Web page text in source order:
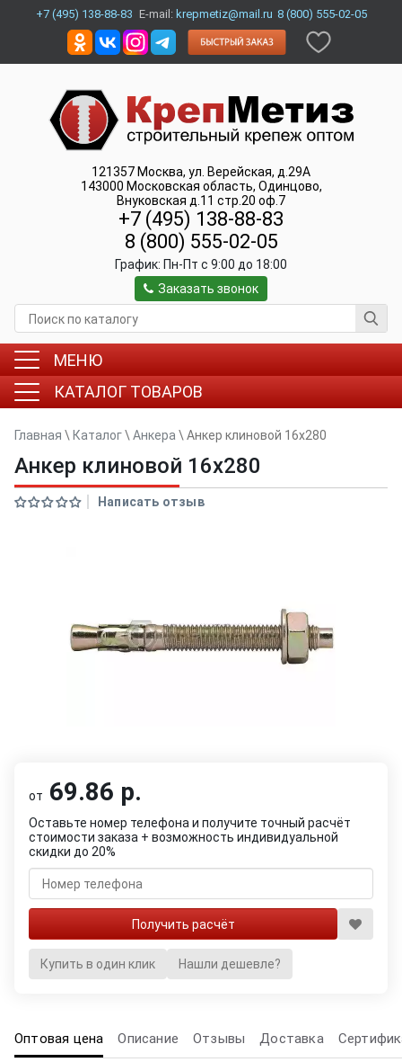
+7 (495) 138-88-83 E-mail: krepmetiz@mail.ru 8 (800) 555-02-05
121357 Москва, ул. Верейская, д.29А
143000 Московская область, Одинцово,
Внуковская д.11 стр.20 оф.7
+7 (495) 138-88-83
8 (800) 555-02-05
График: Пн-Пт c 9:00 до 18:00
Заказать звонок
МЕНЮ
КАТАЛОГ ТОВАРОВ
Главная \ Каталог\ Анкера \ Анкер клиновой 16x280
Анкер клиновой 16x280
Написать отзыв
от 69.86 р.
Оставьте номер телефона и получите точный расчёт
стоимости заказа + возможность индивидуальной
скидки до 20%
Купить в один клик Нашли дешевле?
Оптовая цена Описание Отзывы Доставка